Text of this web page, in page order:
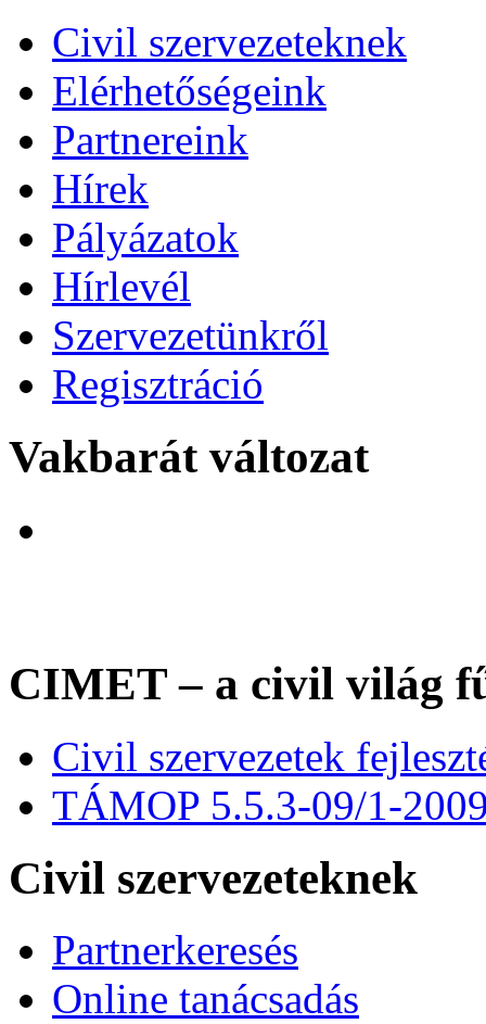
Civil szervezeteknek
Elérhetőségeink
Partnereink
Hírek
Pályázatok
Hírlevél
Szervezetünkről
Regisztráció
Vakbarát változat
CIMET – a civil világ
Civil szervezetek
TÁMOP 5.5.3-09/1-
Civil szervezeteknek
Partnerkeresés
Online tanácsadás